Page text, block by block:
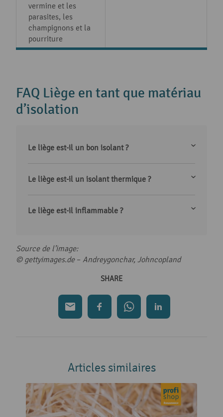
vermine et les
parasites, les
champignons et la
pourriture
FAQ Liège en tant que matériau
d’isolation
Le liège est-il un bon isolant ?
Le liège est-il un isolant thermique ?
Le liège est-il inflammable ?
Source de l’image:
© gettyimages.de– Andreygonchar, Johncopland
SHARE
Articles similaires